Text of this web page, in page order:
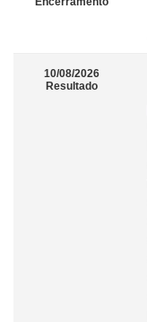
10/08/2026
Resultado